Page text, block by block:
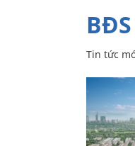
Tin tức